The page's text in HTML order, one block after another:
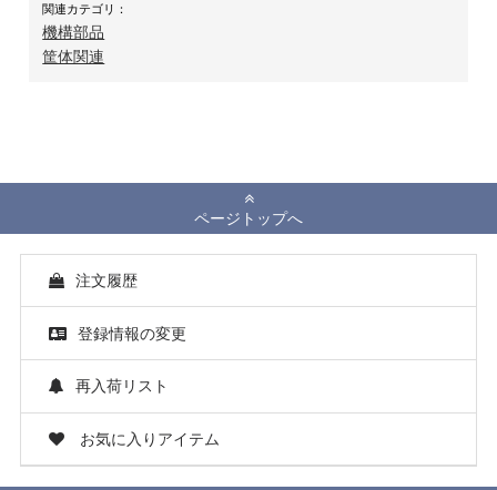
関連カテゴリ：
機構部品
筐体関連
ページトップへ
注文履歴
登録情報の変更
再入荷リスト
お気に入りアイテム